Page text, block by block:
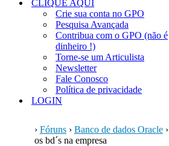
CLIQUE AQUI
Crie sua conta no GPO
Pesquisa Avançada
Contribua com o GPO (não é
dinheiro !)
Torne-se um Articulista
Newsletter
Fale Conosco
Política de privacidade
LOGIN
› Fóruns › Banco de dados Oracle ›
os bd´s na empresa